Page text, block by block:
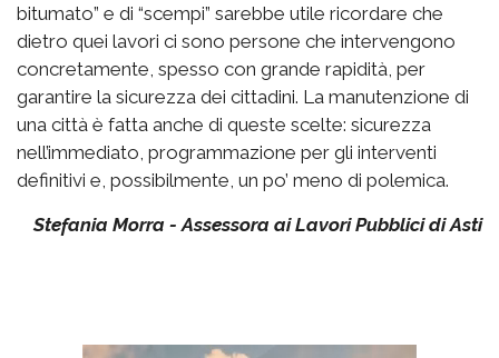
bitumato” e di “scempi” sarebbe utile ricordare che
dietro quei lavori ci sono persone che intervengono
concretamente, spesso con grande rapidità, per
garantire la sicurezza dei cittadini. La manutenzione di
una città è fatta anche di queste scelte: sicurezza
nell’immediato, programmazione per gli interventi
definitivi e, possibilmente, un po’ meno di polemica.
Stefania Morra - Assessora ai Lavori Pubblici di Asti